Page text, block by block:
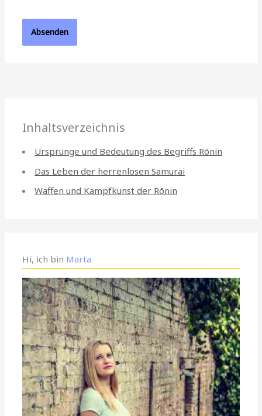
Inhaltsverzeichnis
Ursprünge und Bedeutung des Begriffs Rōnin
Das Leben der herrenlosen Samurai
Waffen und Kampfkunst der Rōnin
Hi, ich bin Marta